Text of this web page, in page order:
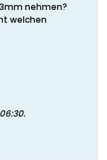
nehmen?
welchen
.